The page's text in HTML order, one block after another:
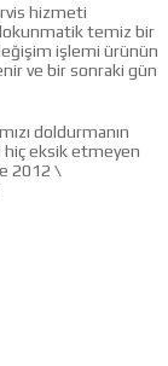
hizmeti
temiz bir
işlemi ürünün
ve bir sonraki gün
doldurmanın
hiç eksik etmeyen
2012 \